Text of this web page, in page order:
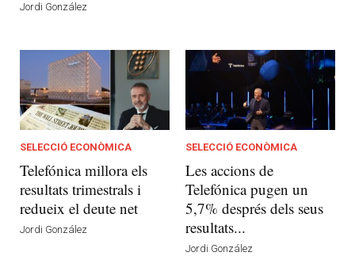
Jordi González
SELECCIÓ ECONÒMICA
Telefónica millora els
resultats trimestrals i
redueix el deute net
Jordi González
SELECCIÓ ECONÒMICA
Les accions de
Telefónica pugen un
5,7% després dels seus
resultats...
Jordi González